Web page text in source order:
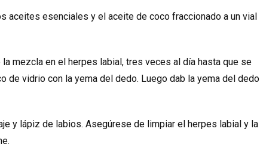
aceites esenciales y el aceite de coco fraccionado a un vial
mezcla en el herpes labial, tres veces al día hasta que se
de vidrio con la yema del dedo. Luego dab la yema del dedo
y lápiz de labios. Asegúrese de limpiar el herpes labial y la